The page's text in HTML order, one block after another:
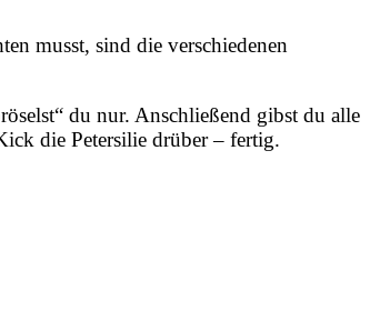
musst, sind die verschiedenen
du nur. Anschließend gibst du alle
die Petersilie drüber – fertig.